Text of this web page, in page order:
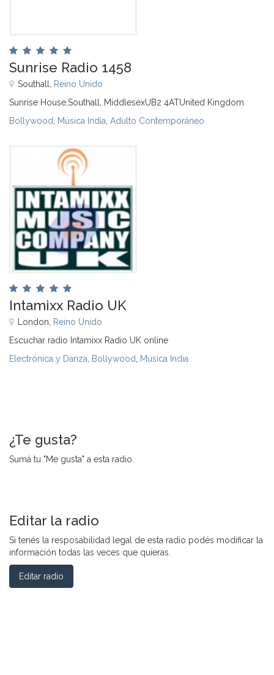
Sunrise Radio 1458
Southall, Reino Unido
Sunrise House,Southall, MiddlesexUB2 4ATUnited Kingdom
Bollywood Música India Adulto Contemporáneo
Intamixx Radio UK
London, Reino Unido
Escuchar radio Intamixx Radio UK online
Electrónica y Danza Bollywood Música India
¿Te gusta?
Sumá tu "Me gusta" a esta radio.
Editar la radio
Si tenés la resposabilidad legal de esta radio podés modificar la
información todas las veces que quieras.
Editar radio